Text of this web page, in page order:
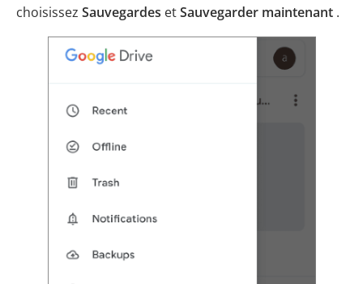
choisissez Sauvegardes etSauvegarder maintenant .